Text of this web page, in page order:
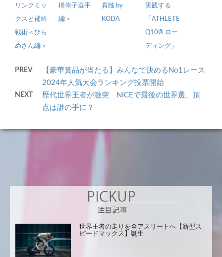
リンクミッ
クスと補給
戦術＜ひら
めさん編＞
橋侑子選手
編＞
真髄 by
KODA
実践する
「ATHLETE
Q10® ロー
ディング」
PREV
【豪華賞品が当たる】みんなで決めるNo1レース
2024年人気大会ランキング投票開始
NEXT
歴代世界王者が激突 NICEで最後の世界選、頂
点は誰の手に？
世界王者の走りを全アスリートへ【新型ス
ピードマックス】誕生